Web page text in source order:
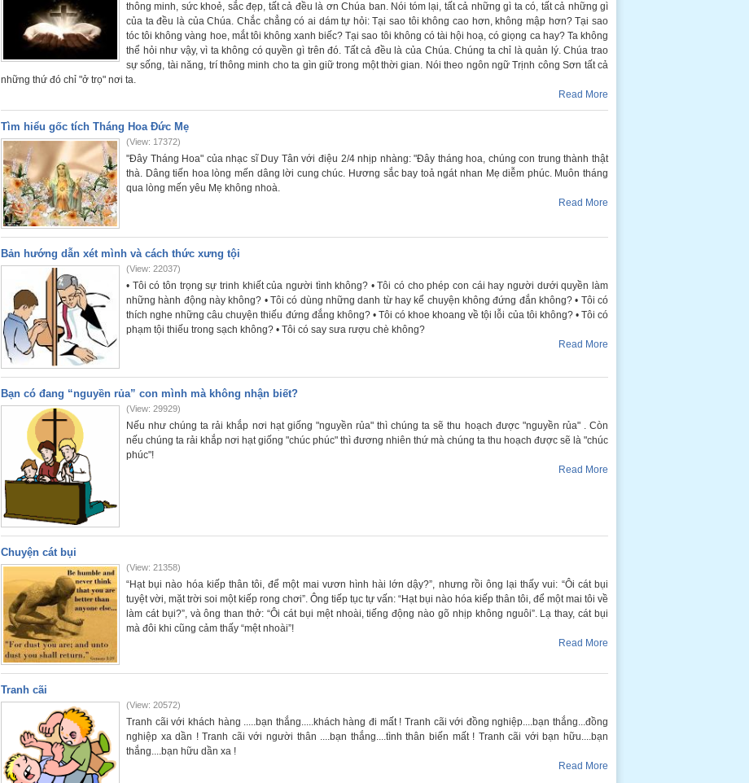
thông minh, sức khoẻ, sắc đẹp, tất cả đều là ơn Chúa ban. Nói tóm lại, tất cả những gì ta có, tất cả những gì
của ta đều là của Chúa. Chắc chẳng có ai dám tự hỏi: Tại sao tôi không cao hơn, không mập hơn? Tại sao
tóc tôi không vàng hoe, mắt tôi không xanh biếc? Tại sao tôi không có tài hội hoạ, có giọng ca hay? Ta không
thể hỏi như vậy, vì ta không có quyền gì trên đó. Tất cả đều là của Chúa. Chúng ta chỉ là quản lý. Chúa trao
sự sống, tài năng, trí thông minh cho ta gìn giữ trong một thời gian. Nói theo ngôn ngữ Trịnh công Sơn tất cả
những thứ đó chỉ "ở trọ" nơi ta.
Read More
Tìm hiểu gốc tích Tháng Hoa Đức Mẹ
(View: 17372)
"Đây Tháng Hoa" của nhạc sĩ Duy Tân với điệu 2/4 nhịp nhàng: "Đây tháng hoa, chúng con trung thành thật
thà. Dâng tiến hoa lòng mến dâng lời cung chúc. Hương sắc bay toả ngát nhan Mẹ diễm phúc. Muôn tháng
qua lòng mến yêu Mẹ không nhoà.
Read More
Bản hướng dẫn xét mình và cách thức xưng tội
(View: 22037)
• Tôi có tôn trọng sự trinh khiết của người tình không? • Tôi có cho phép con cái hay người dưới quyền làm
những hành động này không? • Tôi có dùng những danh từ hay kể chuyện không đứng đắn không? • Tôi có
thích nghe những câu chuyện thiếu đứng đắng không? • Tôi có khoe khoang về tội lỗi của tôi không? • Tôi có
phạm tội thiếu trong sạch không? • Tôi có say sưa rượu chè không?
Read More
Bạn có đang “nguyền rủa” con mình mà không nhận biết?
(View: 29929)
Nếu như chúng ta rải khắp nơi hạt giống "nguyền rủa" thì chúng ta sẽ thu hoạch được "nguyền rủa" . Còn
nếu chúng ta rải khắp nơi hạt giống "chúc phúc" thì đương nhiên thứ mà chúng ta thu hoạch được sẽ là "chúc
phúc"!
Read More
Chuyện cát bụi
(View: 21358)
“Hạt bụi nào hóa kiếp thân tôi, để một mai vươn hình hài lớn dậy?”, nhưng rồi ông lại thấy vui: “Ôi cát bụi
tuyệt vời, mặt trời soi một kiếp rong chơi”. Ông tiếp tục tự vấn: “Hạt bụi nào hóa kiếp thân tôi, để một mai tôi về
làm cát bụi?”, và ông than thở: “Ôi cát bụi mệt nhoài, tiếng động nào gõ nhịp không nguôi”. Lạ thay, cát bụi
mà đôi khi cũng cảm thấy “mệt nhoài”!
Read More
Tranh cãi
(View: 20572)
Tranh cãi với khách hàng .....bạn thắng.....khách hàng đi mất ! Tranh cãi với đồng nghiệp....bạn thắng...đồng
nghiệp xa dần ! Tranh cãi với người thân ....bạn thắng....tình thân biến mất ! Tranh cãi với bạn hữu....bạn
thắng....bạn hữu dần xa !
Read More